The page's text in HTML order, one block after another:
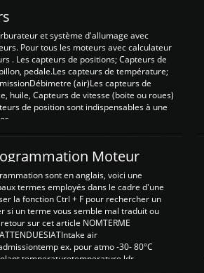
et système d'allumage avec
Pour tous les moteurs avec calculateur
. Les capteurs de positions; Capteurs de
pedale.Les capteurs de température;
(air)Les capteurs de
huile, Capteurs de vitesse (boite ou roues)
de position sont indispensables à une
...
Moteur
sont en anglais, voici une
termes employés dans le cadre d'une
la fonction Ctrl + F pour rechercher un
si un terme vous semble mal traduit ou
sur cet article NOMTERME
air
ex. pour atmo -30- 80°C
temperaturetemperature ldr